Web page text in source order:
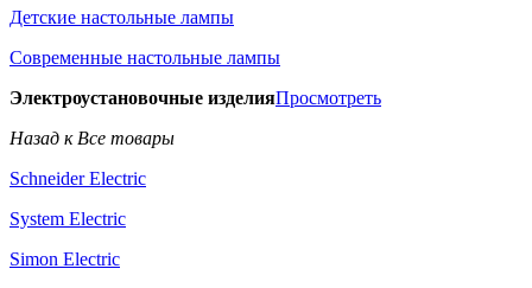
Детские настольные лампы
Современные настольные лампы
Электроустановочные изделияПросмотреть
Назад к Все товары
Schneider Electric
System Electric
Simon Electric